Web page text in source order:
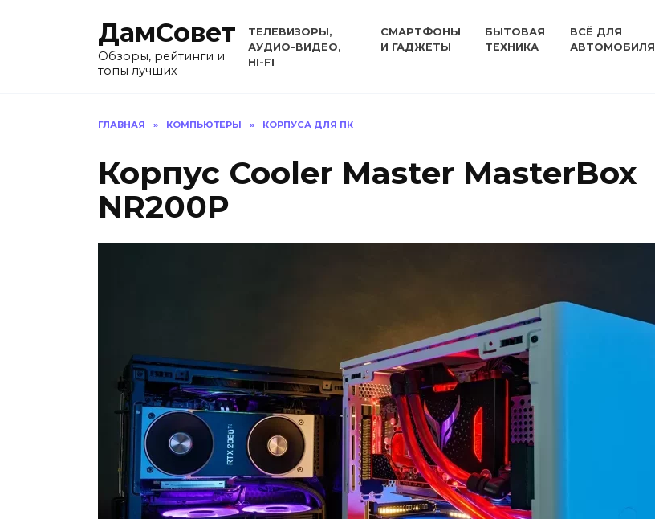
ДамСовет
Обзоры, рейтинги и
топы лучших
ТЕЛЕВИЗОРЫ,
АУДИО-ВИДЕО,
HI-FI
СМАРТФОНЫ
И ГАДЖЕТЫ
БЫТОВАЯ
ТЕХНИКА
ВСЁ ДЛЯ
АВТОМОБИЛЯ
ГЛАВНАЯ » КОМПЬЮТЕРЫ » КОРПУСА ДЛЯ ПК
Корпус Cooler Master MasterBox
NR200P